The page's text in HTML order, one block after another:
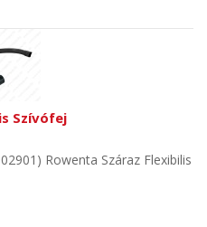
Szívófej
Rowenta Száraz Flexibilis